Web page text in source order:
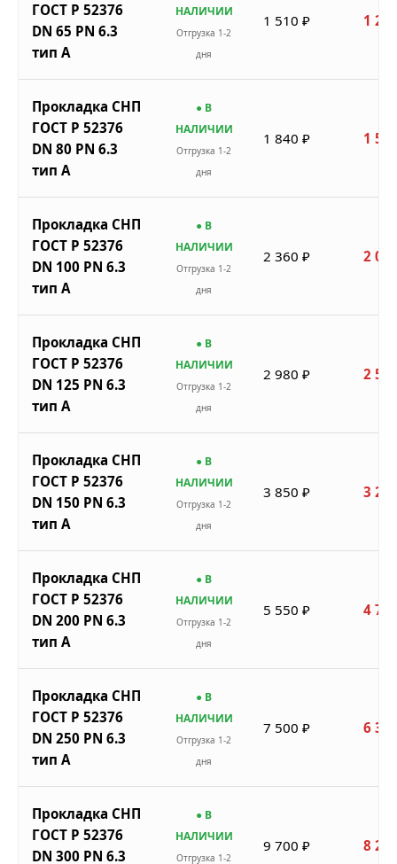
ГОСТ Р 52376
DN 65 PN 6.3
тип A
НАЛИЧИИ
Отгрузка 1-2
дня
1 510 ₽ 1
Прокладка СНП
ГОСТ Р 52376
DN 80 PN 6.3
тип A
● В
НАЛИЧИИ
Отгрузка 1-2
дня
1 840 ₽ 1
Прокладка СНП
ГОСТ Р 52376
DN 100 PN 6.3
тип A
● В
НАЛИЧИИ
Отгрузка 1-2
дня
2 360 ₽ 2
Прокладка СНП
ГОСТ Р 52376
DN 125 PN 6.3
тип A
● В
НАЛИЧИИ
Отгрузка 1-2
дня
2 980 ₽ 2
Прокладка СНП
ГОСТ Р 52376
DN 150 PN 6.3
тип A
● В
НАЛИЧИИ
Отгрузка 1-2
дня
3 850 ₽ 3
Прокладка СНП
ГОСТ Р 52376
DN 200 PN 6.3
тип A
● В
НАЛИЧИИ
Отгрузка 1-2
дня
5 550 ₽ 4
Прокладка СНП
ГОСТ Р 52376
DN 250 PN 6.3
тип A
● В
НАЛИЧИИ
Отгрузка 1-2
дня
7 500 ₽ 6
Прокладка СНП
ГОСТ Р 52376
DN 300 PN 6.3
● В
НАЛИЧИИ
Отгрузка 1-2
9 700 ₽ 8